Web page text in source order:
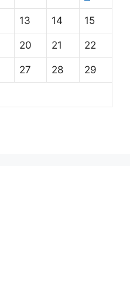
13 14 15
20 21 22
27 28 29